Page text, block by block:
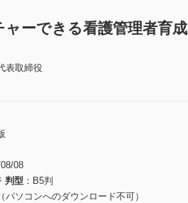
ーできる看護管理者育成
表取締役
08
判型
B5判
パソコンへのダウンロード不可）